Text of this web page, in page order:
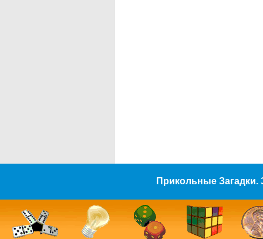
Прикольные Загадки.